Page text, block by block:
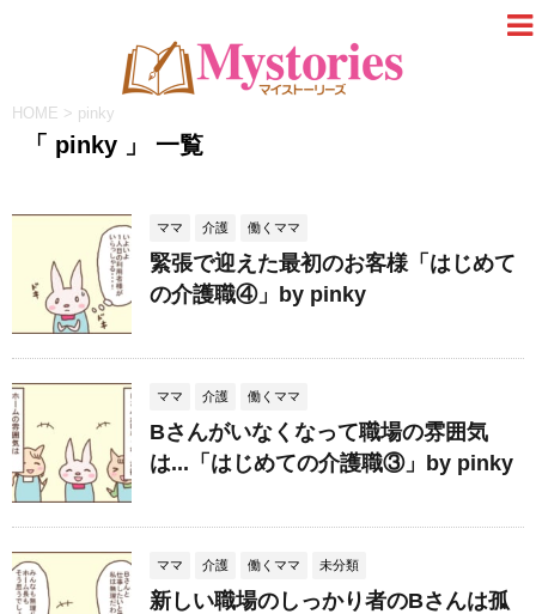
HOME > pinky
「 pinky 」 一覧
ママ 介護 働くママ
緊張で迎えた最初のお客様「はじめて
の介護職④」by pinky
ママ 介護 働くママ
Bさんがいなくなって職場の雰囲気
は...「はじめての介護職③」by pinky
ママ 介護 働くママ 未分類
新しい職場のしっかり者のBさんは孤